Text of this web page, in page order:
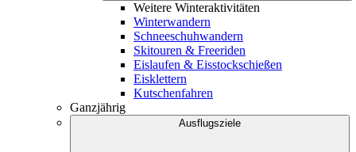
Weitere Winteraktivitäten
Winterwandern
Schneeschuhwandern
Skitouren & Freeriden
Eislaufen & Eisstockschießen
Eisklettern
Kutschenfahren
Ganzjährig
Ausflugsziele